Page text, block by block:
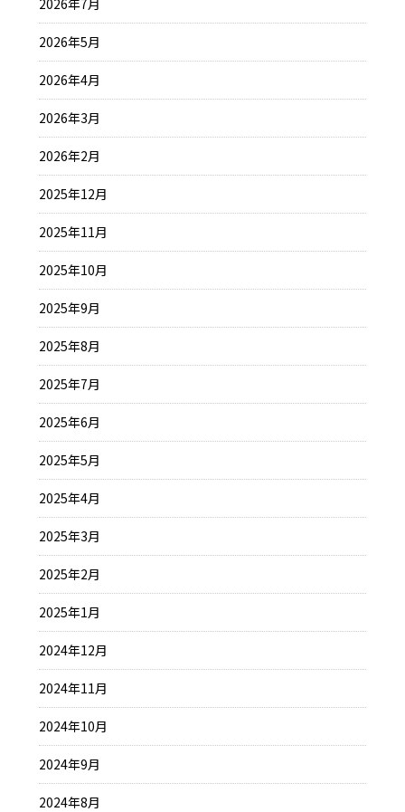
2026年7月
2026年5月
2026年4月
2026年3月
2026年2月
2025年12月
2025年11月
2025年10月
2025年9月
2025年8月
2025年7月
2025年6月
2025年5月
2025年4月
2025年3月
2025年2月
2025年1月
2024年12月
2024年11月
2024年10月
2024年9月
2024年8月